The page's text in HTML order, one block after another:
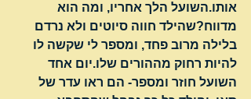
אותו.השועל הלך אחריו, ומה הוא
מדווח?שהילד חווה סיוטים ולא נרדם
בלילה מרוב פחד, ומספר לי שקשה לו
להיות רחוק מההורים שלו.יום אחד
השועל חוזר ומספר- הם ראו עדר של